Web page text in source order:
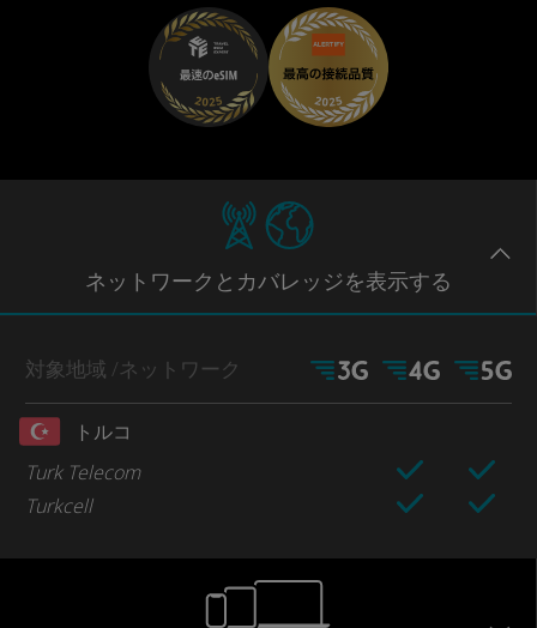
ネットワークとカバレッジを表示する
対象地域 /ネットワーク
トルコ
Turk Telecom
Turkcell